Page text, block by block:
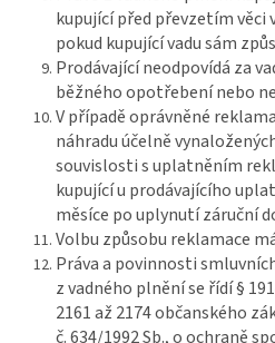
kupující před převzetím věci
pokud kupující vadu sám
Prodávající neodpovídá za
běžného opotřebení nebo
V případě oprávněné
náhradu účelně
souvislosti s uplatněním
kupující u prodávajícího
měsíce po uplynutí záruční
Volbu způsobu reklamace
Práva a povinnosti
z vadného plnění se řídí §
2161 až 2174 občanského
č. 634/1992 Sb., o ochraně